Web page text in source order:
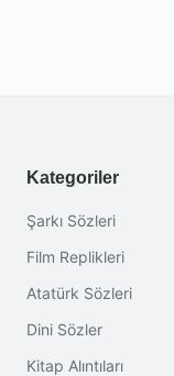
Kategoriler
Şarkı Sözleri
Film Replikleri
Atatürk Sözleri
Dini Sözler
Kitap Alıntıları